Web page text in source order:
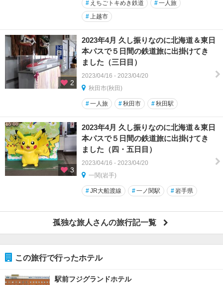
# えちごトキめき鉄道 #一人旅
# 上越市
2
2023年4月 久し振りなのに北海道＆東日
本パスで５日間の鉄道旅に出掛けてき
ました（三日目）
2023/04/16 - 2023/04/20
秋田市(秋田)
#一人旅 #秋田市 #秋田駅
3
2023年4月 久し振りなのに北海道＆東日
本パスで５日間の鉄道旅に出掛けてき
ました（四・五日目）
2023/04/16 - 2023/04/20
一関(岩手)
#JR大船渡線 #一ノ関駅 #岩手県
孤独な旅人さんの旅行記一覧
この旅行で行ったホテル
駅前フジグランドホテル